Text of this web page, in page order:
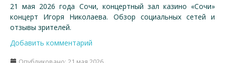
21 мая 2026 года Сочи, концертный зал казино «Сочи»
концерт Игоря Николаева. Обзор социальных сетей и
отзывы зрителей.
Добавить комментарий